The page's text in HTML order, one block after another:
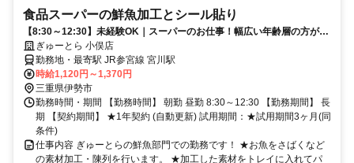
食品スーパーの鮮魚加工とシール貼り
【8:30～12:30】未経験OK｜スーパーのお仕事！幅広い年齢層の方が活
躍中！ぎゅーとら 小俣店
勤務地・最寄駅 JR参宮線 宮川駅
時給1,120円～1,370円
三重県伊勢市
勤務時間・期間 【勤務時間】 朝勤 昼勤 8:30～12:30 【勤務期間】 長
期 【契約期間】 ★1年契約 (自動更新) 試用期間：★試用期間3ヶ月(同
条件)
仕事内容 ぎゅーとらの鮮魚部門での勤務です！ ★お魚をさばくなど
の素材加工・陳列を行います。 ★加工した素材をトレイに入れてパ